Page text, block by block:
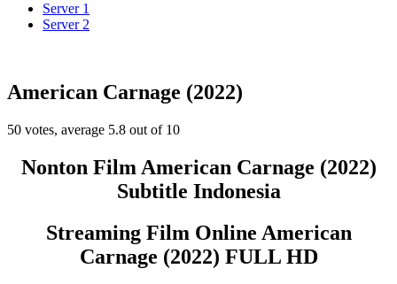
Server 1
Server 2
American Carnage (2022)
50 votes, average 5.8 out of 10
Nonton Film American Carnage (2022)
Subtitle Indonesia
Streaming Film Online American
Carnage (2022) FULL HD